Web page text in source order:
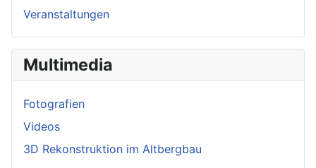
Veranstaltungen
Multimedia
Fotografien
Videos
3D Rekonstruktion im Altbergbau